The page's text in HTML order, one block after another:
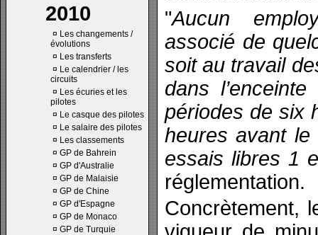
2010
¤ Les changements /
évolutions
¤ Les transferts
¤ Le calendrier / les
circuits
¤ Les écuries et les
pilotes
¤ Le casque des pilotes
¤ Le salaire des pilotes
¤ Les classements
¤ GP de Bahrein
¤ GP d'Australie
¤ GP de Malaisie
¤ GP de Chine
¤ GP d'Espagne
¤ GP de Monaco
¤ GP de Turquie
"Aucun
associé de
soit au travail
dans
périodes de six
heures avant le
essais libres 1
réglementation.
Concrètement,